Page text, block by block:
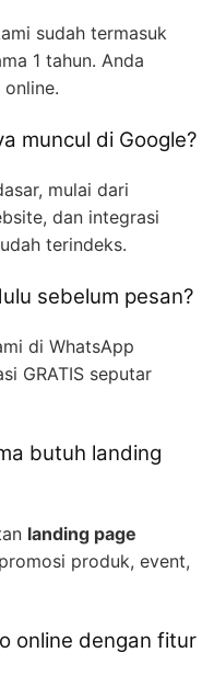
sudah termasuk
1 tahun. Anda
muncul di Google?
mulai dari
dan integrasi
terindeks.
sebelum pesan?
di WhatsApp
GRATIS seputar
butuh landing
landing page
produk, event,
online dengan fitur